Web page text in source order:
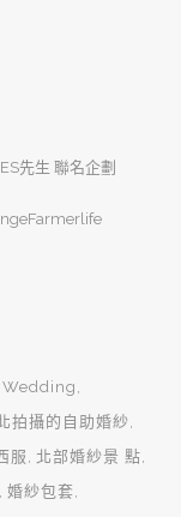
先生 聯名企劃
Wedding
拍攝的自助婚紗
服
北部婚紗景 點
婚紗包套